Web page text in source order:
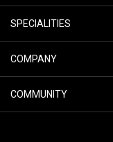
SPECIALITIES
COMPANY
COMMUNITY